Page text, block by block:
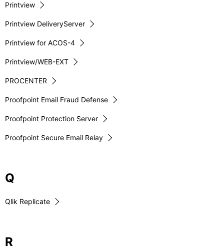
Printview
Printview DeliveryServer
Printview for ACOS-4
Printview/WEB-EXT
PROCENTER
Proofpoint Email Fraud Defense
Proofpoint Protection Server
Proofpoint Secure Email Relay
Q
Qlik Replicate
R